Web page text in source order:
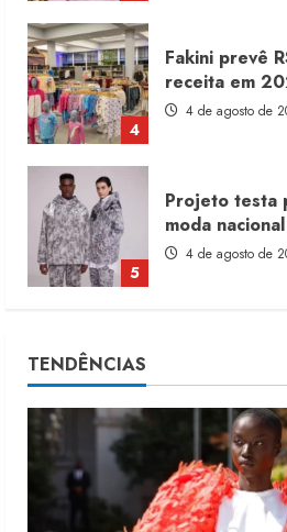
5
Projeto testa
moda nacional
4 de agosto de
1
Dia dos Pais
moda no varejo
7 de agosto de
2
Renata
Sou de
TENDÊNCIAS